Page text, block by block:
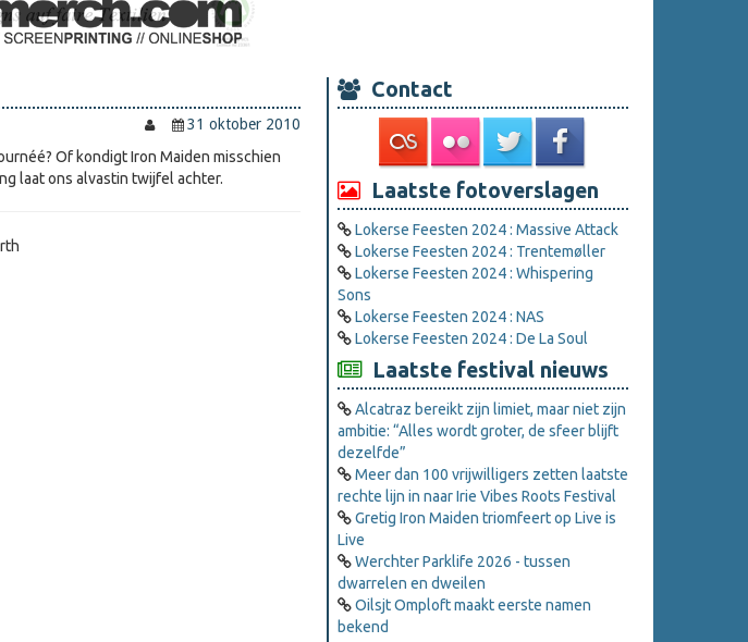
31 oktober 2010
Of kondigt Iron Maiden misschien
laat ons alvastin twijfel achter.
Contact
Laatste fotoverslagen
Lokerse Feesten 2024 : Massive Attack
Lokerse Feesten 2024 : Trentemøller
Lokerse Feesten 2024 : Whispering
Sons
Lokerse Feesten 2024 : NAS
Lokerse Feesten 2024 : De La Soul
Laatste festival nieuws
Alcatraz bereikt zijn limiet, maar niet zijn
ambitie: “Alles wordt groter, de sfeer blijft
dezelfde”
Meer dan 100 vrijwilligers zetten laatste
rechte lijn in naar Irie Vibes Roots Festival
Gretig Iron Maiden triomfeert op Live is
Live
Werchter Parklife 2026 - tussen
dwarrelen en dweilen
Oilsjt Omploft maakt eerste namen
bekend